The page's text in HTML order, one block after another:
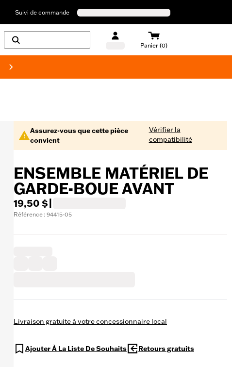
Suivi de commande
Panier (0)
Assurez-vous que cette pièce
convient
Vérifier la
compatibilité
ENSEMBLE MATÉRIEL DE
GARDE-BOUE AVANT
19,50 $
Référence : 94415-05
Livraison gratuite à votre concessionnaire local
Ajouter À La Liste De Souhaits Retours gratuits